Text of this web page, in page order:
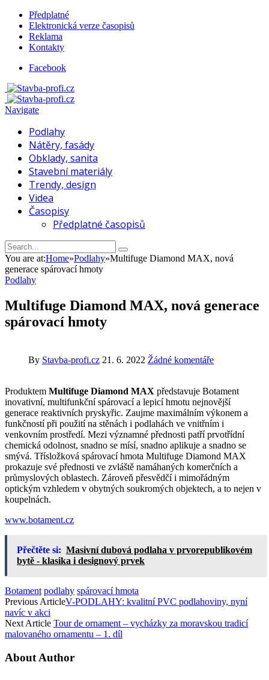
Předplatné
Elektronická verze časopisů
Reklama
Kontakty
Facebook
Navigate
Podlahy
Nátěry, fasády
Obklady, sanita
Stavební materiály
Trendy, design
Videa
Časopisy
Předplatné časopisů
You are at:Home»Podlahy»Multifuge Diamond MAX, nová
generace spárovací hmoty
Podlahy
Multifuge Diamond MAX, nová generace
spárovací hmoty
By Stavba-profi.cz 21. 6. 2022 Žádné komentáře
Produktem Multifuge Diamond MAX představuje Botament
inovativní, multifunkční spárovací a lepicí hmotu nejnovější
generace reaktivních pryskyřic. Zaujme maximálním výkonem a
funkčností při použití na stěnách i podlahách ve vnitřním i
venkovním prostředí. Mezi významné přednosti patří prvotřídní
chemická odolnost, snadno se mísí, snadno aplikuje a snadno se
smývá. Třísložková spárovací hmota Multifuge Diamond MAX
prokazuje své přednosti ve zvláště namáhaných komerčních a
průmyslových oblastech. Zároveň přesvědčí i mimořádným
optickým vzhledem v obytných soukromých objektech, a to nejen v
koupelnách.
www.botament.cz
Přečtěte si: Masivní dubová podlaha v prvorepublikovém
bytě - klasika i designový prvek
Botament podlahy spárovací hmota
Previous ArticleV-PODLAHY: kvalitní PVC podlahoviny, nyní
navíc v akci
Next Article Tour de ornament – vycházky za moravskou tradicí
malovaného ornamentu – 1. díl
About Author